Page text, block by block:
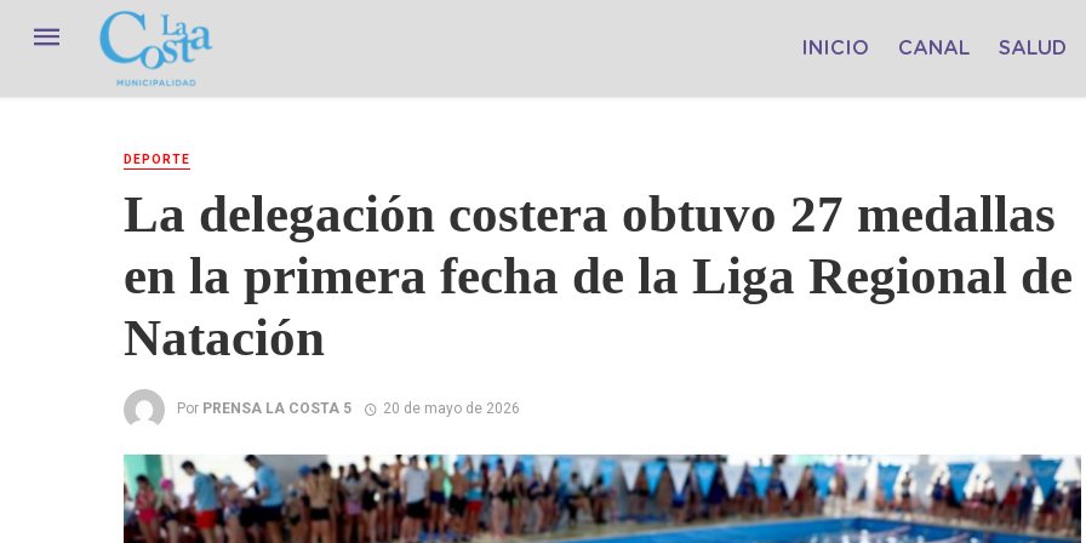
INICIO CANAL SALUD
DEPORTE
La delegación costera obtuvo 27 medallas
en la primera fecha de la Liga Regional de
Natación
Por PRENSA LA COSTA 5 20 de mayo de 2026